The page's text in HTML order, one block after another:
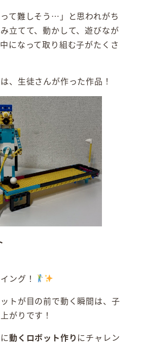
って難しそう…」と思われがち
立てて、動かして、遊びなが
になって取り組む子がたくさ
、生徒さんが作った作品！
ング！
トが目の前で動く瞬間は、子
がりです！
動くロボット作り にチャレン